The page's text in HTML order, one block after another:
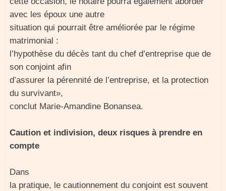
avec les époux une autre
situation qui pourrait être améliorée par le régime
matrimonial :
l’hypothèse du décès tant du chef d’entreprise que de
son conjoint afin
d’assurer la pérennité de l’entreprise, et la protection
du survivant»,
conclut Marie-Amandine Bonansea.
Caution et indivision, deux risques à prendre en
compte
Dans
la pratique, le cautionnement du conjoint est souvent